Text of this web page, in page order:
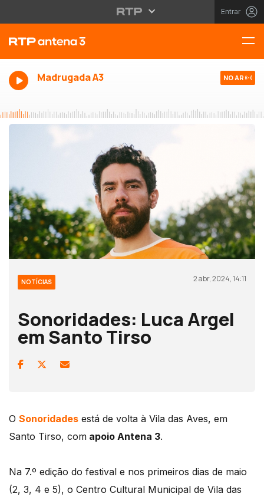
Entrar
Madrugada A3 NO AR
NOTÍCIAS 2 abr, 2024, 14:11
Sonoridades: Luca Argel
em Santo Tirso
O Sonoridades está de volta à Vila das Aves, em
Santo Tirso, com apoio Antena 3.
Na 7.º edição do festival e nos primeiros dias de maio
(2, 3, 4 e 5), o Centro Cultural Municipal de Vila das